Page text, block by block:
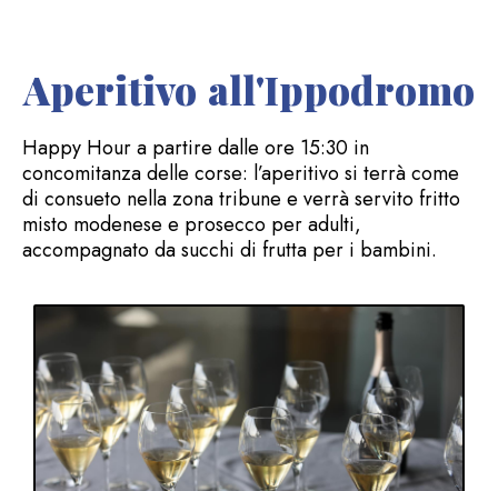
Aperitivo all'Ippodromo
Happy Hour a partire dalle ore 15:30 in
concomitanza delle corse: l’aperitivo si terrà come
di consueto nella zona tribune e verrà servito fritto
misto modenese e prosecco per adulti,
accompagnato da succhi di frutta per i bambini.